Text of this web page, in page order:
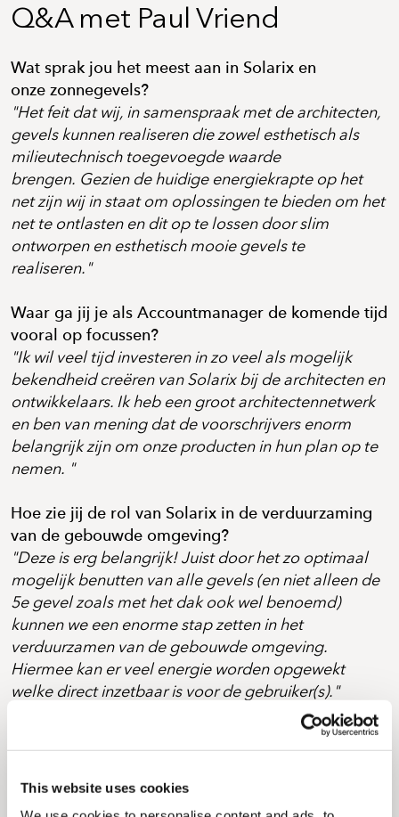
This website uses cookies
Q&A met Paul Vriend
Wat sprak jou het meest aan in Solarix en
onze zonnegevels?
"Het feit dat wij, in samenspraak met de architecten,
gevels kunnen realiseren die zowel esthetisch als
milieutechnisch toegevoegde waarde
brengen. Gezien de huidige energiekrapte op het
net zijn wij in staat om oplossingen te bieden om het
net te ontlasten en dit op te lossen door slim
ontworpen en esthetisch mooie gevels te
realiseren."
Waar ga jij je als Accountmanager de komende tijd
vooral op focussen?
"Ik wil veel tijd investeren in zo veel als mogelijk
bekendheid creëren van Solarix bij de architecten en
ontwikkelaars. Ik heb een groot architectennetwerk
en ben van mening dat de voorschrijvers enorm
belangrijk zijn om onze producten in hun plan op te
nemen. "
Hoe zie jij de rol van Solarix in de verduurzaming
van de gebouwde omgeving?
"Deze is erg belangrijk! Juist door het zo optimaal
mogelijk benutten van alle gevels (en niet alleen de
5e gevel zoals met het dak ook wel benoemd)
kunnen we een enorme stap zetten in het
verduurzamen van de gebouwde omgeving.
Hiermee kan er veel energie worden opgewekt
welke direct inzetbaar is voor de gebruiker(s)."
Wat maakt werken op het snijvlak van design,
jou?